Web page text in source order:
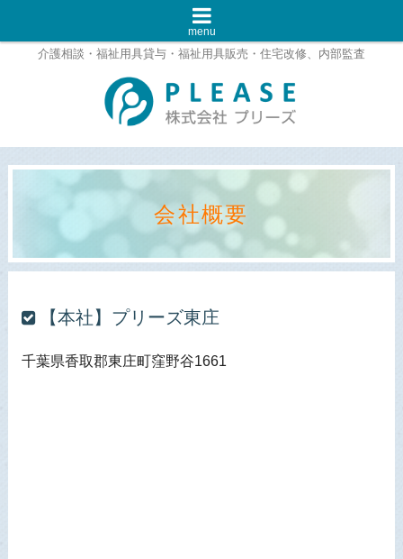
介護相談・福祉用具貸与・福祉用具販売・住宅改修、内部監査
menu
会社概要
【本社】プリーズ東庄
千葉県香取郡東庄町窪野谷1661